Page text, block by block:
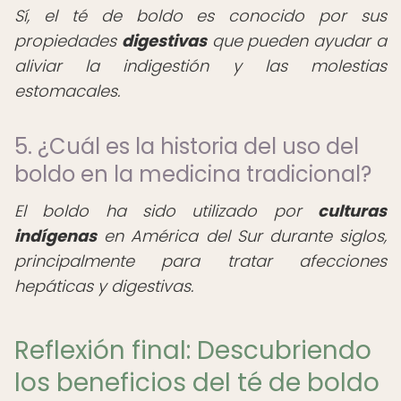
Sí, el té de boldo es conocido por sus
propiedades digestivasque pueden ayudar a
aliviar la indigestión y las molestias
estomacales.
5. ¿Cuál es la historia del uso del
boldo en la medicina tradicional?
El boldo ha sido utilizado por culturas
indígenasen América del Sur durante siglos,
principalmente para tratar afecciones
hepáticas y digestivas.
Reflexión final: Descubriendo
los beneficios del té de boldo